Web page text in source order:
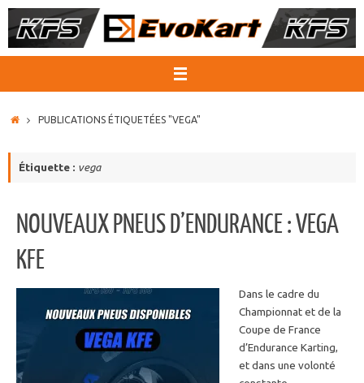
Passer
au
ACCUEIL
PUBLICATIONS ÉTIQUETÉES "VEGA"
Étiquette : vega
NOUVEAUX PNEUS D’ENDURANCE : VEGA
KFE
Dans le cadre du
Championnat et de la
Coupe de France
d’Endurance Karting,
et dans une volonté